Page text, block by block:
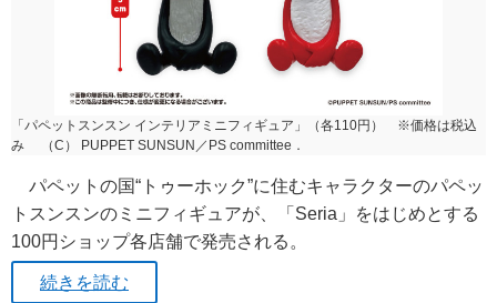
「パペットスンスン インテリアミニフィギュア」（各110円） ※価格は税込
み （C） PUPPET SUNSUN／PS committee．
パペットの国“トゥーホック”に住むキャラクターのパペッ
トスンスンのミニフィギュアが、「Seria」をはじめとする
100円ショップ各店舗で発売される。
続きを読む